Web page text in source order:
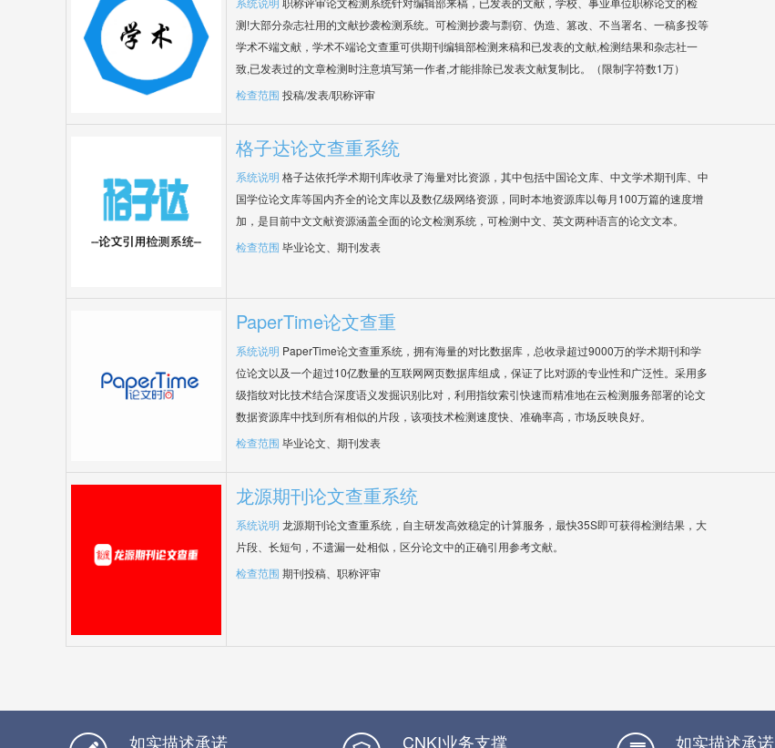
测!大部分杂志社用的文献抄袭检测系统。可检测抄袭与剽窃、伪造、篡改、不当署名、一稿多投等
学术不端文献，学术不端论文查重可供期刊编辑部检测来稿和已发表的文献,检测结果和杂志社一
致,已发表过的文章检测时注意填写第一作者,才能排除已发表文献复制比。（限制字符数1万）
检查范围 投稿/发表/职称评审
格子达论文查重系统
系统说明 格子达依托学术期刊库收录了海量对比资源，其中包括中国论文库、中文学术期刊库、中
国学位论文库等国内齐全的论文库以及数亿级网络资源，同时本地资源库以每月100万篇的速度增
加，是目前中文文献资源涵盖全面的论文检测系统，可检测中文、英文两种语言的论文文本。
检查范围 毕业论文、期刊发表
PaperTime论文查重
系统说明 PaperTime论文查重系统，拥有海量的对比数据库，总收录超过9000万的学术期刊和学
位论文以及一个超过10亿数量的互联网网页数据库组成，保证了比对源的专业性和广泛性。采用多
级指纹对比技术结合深度语义发掘识别比对，利用指纹索引快速而精准地在云检测服务部署的论文
数据资源库中找到所有相似的片段，该项技术检测速度快、准确率高，市场反映良好。
检查范围 毕业论文、期刊发表
龙源期刊论文查重系统
系统说明 龙源期刊论文查重系统，自主研发高效稳定的计算服务，最快35S即可获得检测结果，大
片段、长短句，不遗漏一处相似，区分论文中的正确引用参考文献。
检查范围 期刊投稿、职称评审
如实描述承诺 CNKI业务支撑 如实描述承诺